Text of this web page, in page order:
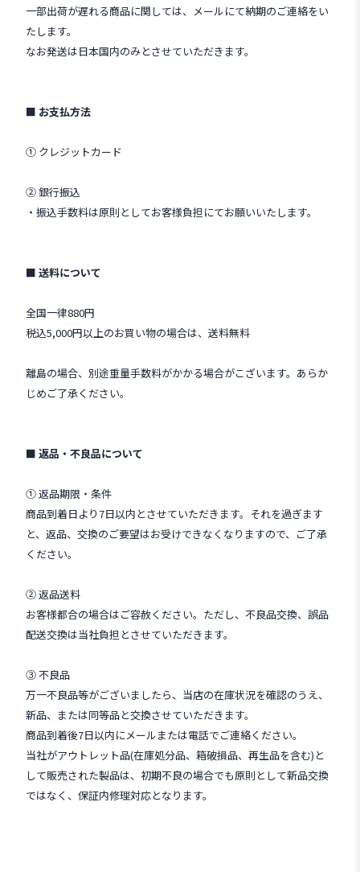
一部出荷が遅れる商品に関しては、メールにて納期のご連絡をい
たします。
なお発送は日本国内のみとさせていただきます。
■ お支払方法
① クレジットカード
② 銀行振込
・振込手数料は原則としてお客様負担にてお願いいたします。
■ 送料について
全国一律880円
税込5,000円以上のお買い物の場合は、送料無料
離島の場合、別途重量手数料がかかる場合がこざいます。あらか
じめご了承ください。
■ 返品・不良品について
① 返品期限・条件
商品到着日より7日以内とさせていただきます。それを過ぎます
と、返品、交換のご要望はお受けできなくなりますので、ご了承
ください。
② 返品送料
お客様都合の場合はご容赦ください。ただし、不良品交換、誤品
配送交換は当社負担とさせていただきます。
③ 不良品
万一不良品等がございましたら、当店の在庫状況を確認のうえ、
新品、または同等品と交換させていただきます。
商品到着後7日以内にメールまたは電話でご連絡ください。
当社がアウトレット品(在庫処分品、箱破損品、再生品を含む)と
して販売された製品は、初期不良の場合でも原則として新品交換
ではなく、保証内修理対応となります。